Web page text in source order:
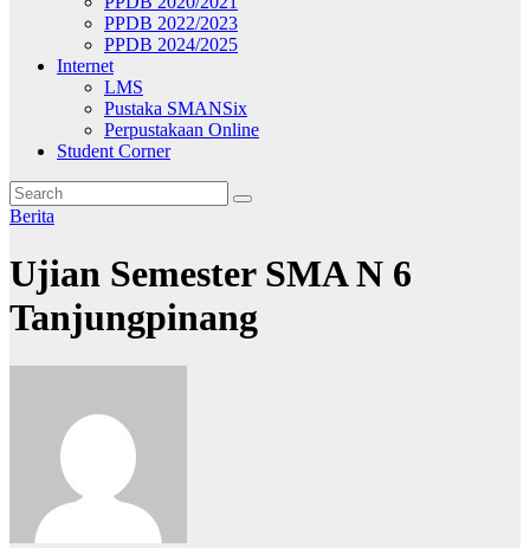
PPDB 2022/2023
PPDB 2024/2025
Internet
LMS
Pustaka SMANSix
Perpustakaan Online
Student Corner
Berita
Ujian Semester SMA N 6
Tanjungpinang